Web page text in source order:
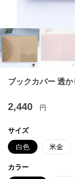
ブックカバー 透
2,440 円
サイズ
白色 米金
カラー